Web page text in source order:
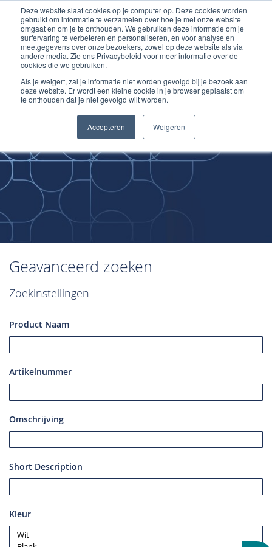
Deze website slaat cookies op je computer op. Deze cookies worden
gebruikt om informatie te verzamelen over hoe je met onze website
omgaat en om je te onthouden. We gebruiken deze informatie om je
surfervaring te verbeteren en personaliseren, en voor analyse en
meetgegevens over onze bezoekers, zowel op deze website als via
andere media. Zie ons Privacybeleid voor meer informatie over de
cookies die we gebruiken.
Als je weigert, zal je informatie niet worden gevolgd bij je bezoek aan
deze website. Er wordt een kleine cookie in je browser geplaatst om
te onthouden dat je niet gevolgd wilt worden.
Accepteren Weigeren
Inloggen account
Ga
naar
de
inhoud
Improving
Medical Skills
Geavanceerd zoeken
Zoekinstellingen
Product Naam
Artikelnummer
Omschrijving
Short Description
Kleur